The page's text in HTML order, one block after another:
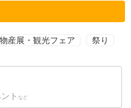
物産展・観光フェア 祭り
ト など